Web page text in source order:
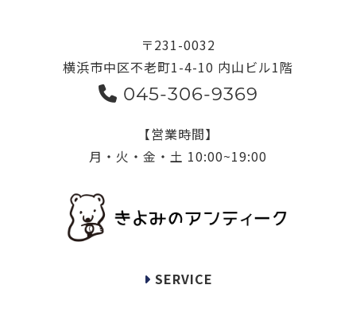
〒231-0032
横浜市中区不老町1-4-10 内山ビル1階
045-306-9369
【営業時間】
月・火・金・土 10:00~19:00
SERVICE